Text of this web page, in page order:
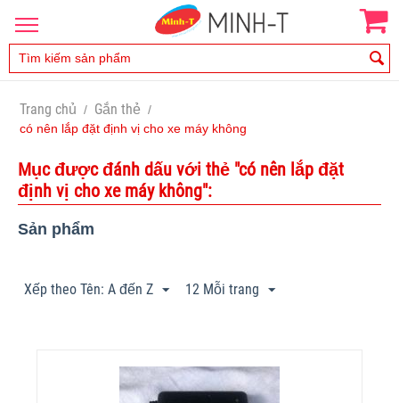
Trang chủ / Gắn thẻ /
có nên lắp đặt định vị cho xe máy không
Mục được đánh dấu với thẻ "có nên lắp đặt
định vị cho xe máy không":
Sản phẩm
Xếp theo Tên: A đến Z 12 Mỗi trang